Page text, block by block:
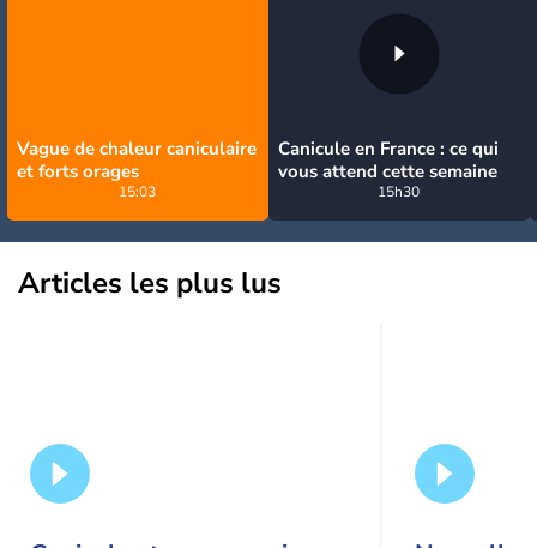
Vague de chaleur caniculaire
et forts orages
15:03
Canicule en France : ce qui
vous attend cette semaine
15h30
Articles les plus lus